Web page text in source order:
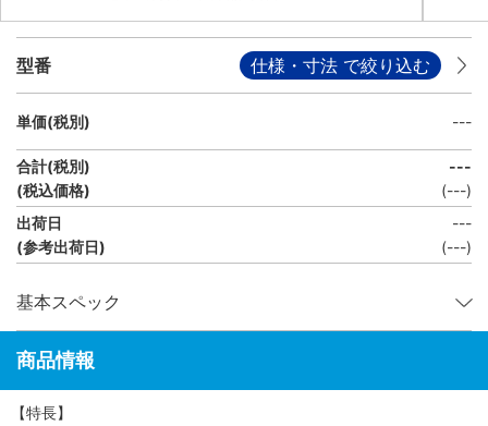
型番 仕様・寸法 で絞り込む
単価(税別) ---
合計(税別)
(税込価格)
---
(---)
出荷日
(参考出荷日)
---
(---)
基本スペック
商品情報
【特長】